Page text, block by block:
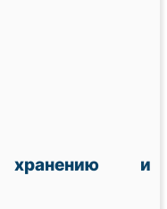
хранению и